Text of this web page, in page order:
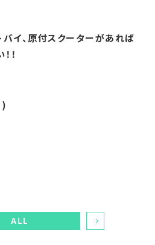
イ、原付スクーターがあれば
！
ALL